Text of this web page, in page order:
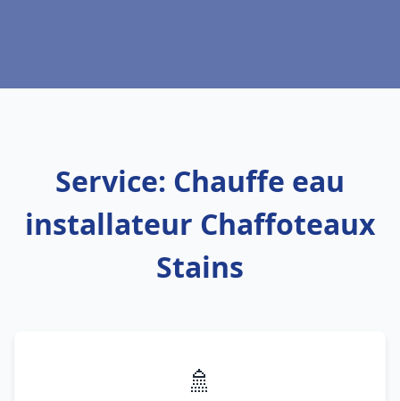
Service: Chauffe eau
installateur Chaffoteaux
Stains
🚿